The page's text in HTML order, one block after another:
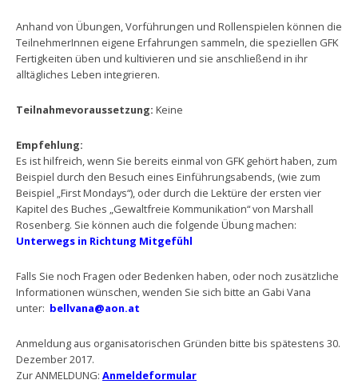
Anhand von Übungen, Vorführungen und Rollenspielen können die
TeilnehmerInnen eigene Erfahrungen sammeln, die speziellen GFK
Fertigkeiten üben und kultivieren und sie anschließend in ihr
alltägliches Leben integrieren.
Teilnahmevoraussetzung: Keine
Empfehlung:
Es ist hilfreich, wenn Sie bereits einmal von GFK gehört haben, zum
Beispiel durch den Besuch eines Einführungsabends, (wie zum
Beispiel „First Mondays“), oder durch die Lektüre der ersten vier
Kapitel des Buches „Gewaltfreie Kommunikation“ von Marshall
Rosenberg. Sie können auch die folgende Übung machen:
Unterwegs in Richtung Mitgefühl
Falls Sie noch Fragen oder Bedenken haben, oder noch zusätzliche
Informationen wünschen, wenden Sie sich bitte an Gabi Vana
unter: bellvana@aon.at
Anmeldung aus organisatorischen Gründen bitte bis spätestens 30.
Dezember 2017.
Zur ANMELDUNG: Anmeldeformular